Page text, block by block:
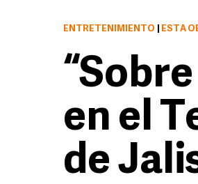
ENTRETENIMIENTO ESTA
en el
de